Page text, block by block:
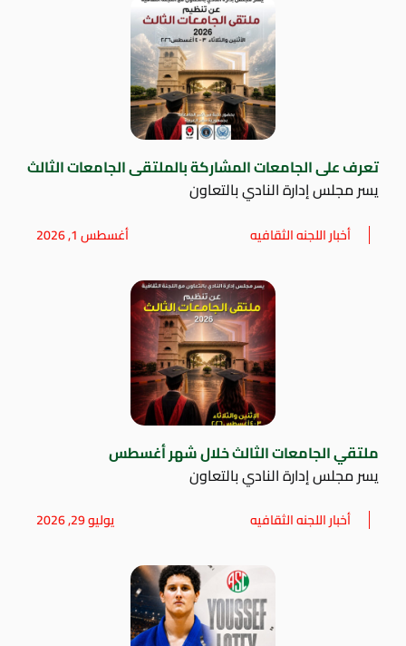
تعرف على الجامعات المشاركة بالملتقى الجامعات الثالث
يسر مجلس إدارة النادي بالتعاون
أخبار اللجنه الثقافيه أغسطس 1, 2026
ملتقي الجامعات الثالث خلال شهر أغسطس
يسر مجلس إدارة النادي بالتعاون
أخبار اللجنه الثقافيه يوليو 29, 2026